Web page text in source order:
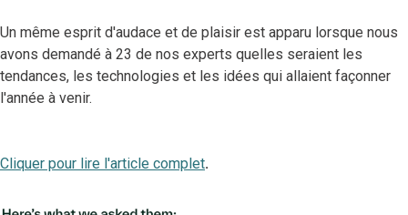
Un même esprit d'audace et de plaisir est apparu lorsque nous
avons demandé à 23 de nos experts quelles seraient les
tendances, les technologies et les idées qui allaient façonner
l'année à venir.
Cliquer pour lire l'article complet.